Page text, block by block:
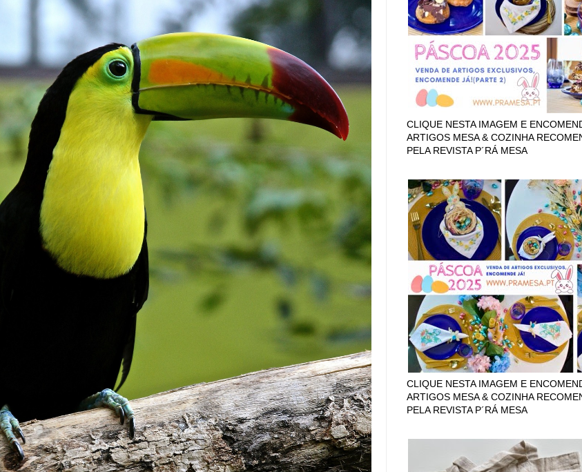
CLIQUE NESTA IMAGEM E
ARTIGOS MESA & COZINHA
PELA REVISTA P´RÁ MESA
CLIQUE NESTA IMAGEM E
ARTIGOS MESA & COZINHA
PELA REVISTA P´RÁ MESA